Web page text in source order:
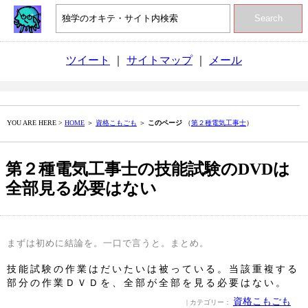
Search
ツイート サイトマップ｜ メール
YOU ARE HERE > HOME ＞ 資格こもごも ＞ このページ （第２種電気工事士）
第２種電気工事士の技能試験のDVDは
全部見る必要はない
まずは初めに結論を。一口で言うと。まとめ。
技能試験の作業はだいたいは被っている。当該重複する
部分の作業ＤＶＤを、全部が全部を見る必要はない。
| カテゴリー： 資格こもごも